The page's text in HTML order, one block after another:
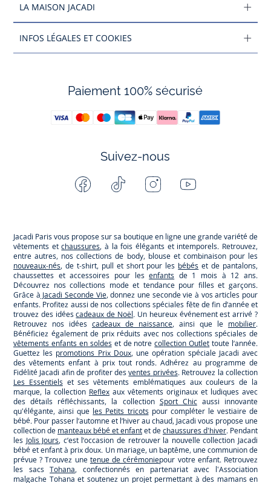
LA MAISON JACADI
INFOS LÉGALES ET COOKIES
Paiement 100% sécurisé
Suivez-nous
Facebook Tiktok InstagramYoutube
Jacadi Paris vous propose sur sa boutique en ligne une grande variété de
vêtements etchaussures, à la fois élégants et intemporels. Retrouvez,
entre autres, nos collections de body, blouse et combinaison pour les
nouveaux-nés, de t-shirt, pull et short pour les bébés et de pantalons,
chaussettes et accessoires pour lesenfants de 1 mois à 12 ans.
Découvrez nos collections mode et tendance pour filles et garçons.
Grâce à Jacadi Seconde Vie, donnez une seconde vie à vos articles pour
enfants. Profitez aussi de nos collections spéciales fête de fin d’année et
trouvez des idéescadeaux de Noël. Un heureux événement est arrivé ?
Retrouvez nos idées cadeaux de naissance, ainsi que le mobilier.
Bénéficiez également de prix réduits avec nos collections spéciales de
vêtements enfants en soldeset de notrecollection Outlet toute l’année.
Guettez les promotions Prix Doux, une opération spéciale Jacadi avec
des vêtements enfant à prix tout ronds. Adhérez au programme de
Fidélité Jacadi afin de profiter desventes privées. Retrouvez la collection
Les Essentielset ses vêtements emblématiques aux couleurs de la
marque, la collection Reflex aux vêtements originaux et ludiques avec
des détails réfléchissants, la collection Sport Chicaussi innovante
qu'élégante, ainsi que les Petits tricotspour compléter le vestiaire de
bébé. Pour passer l’automne et l’hiver au chaud, Jacadi vous propose une
collection de manteaux bébé et enfantet dechaussures d'hiver. Pendant
les Jolis Jours, c’est l’occasion de retrouver la nouvelle collection Jacadi
bébé et enfant à prix doux. Un mariage, un baptême, une communion de
prévue ? Trouvez une tenue de cérémoniepour votre enfant. Retrouvez
les sacsTohana, confectionnés en partenariat avec l'Association
malgache Tohana et soutenez un projet permettant à des mamans en